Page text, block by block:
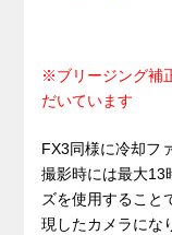
※ブリージング補
だいています
FX3同様に冷却フ
撮影時には最大13
ズを使用すること
現したカメラにな